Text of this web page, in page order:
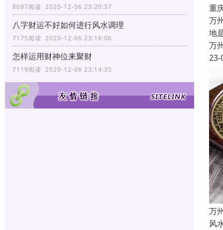
8097阅读 2020-12-06 23:20:37
八字财运不好如何进行风水调理
7175阅读 2020-12-06 23:16:06
怎样运用财神位来聚财
7119阅读 2020-12-06 23:14:35
重
万
地
万
23-
万
风